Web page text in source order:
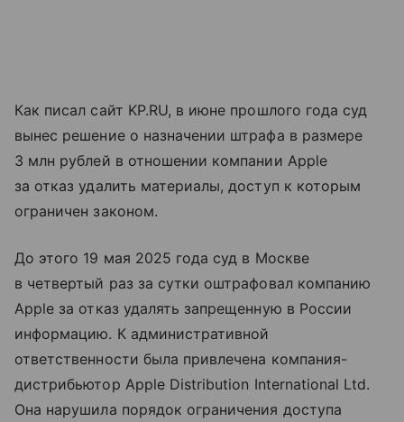
Как писал сайт KP.RU, в июне прошлого года суд
вынес решение о назначении штрафа в размере
3 млн рублей в отношении компании Apple
за отказ удалить материалы, доступ к которым
ограничен законом.
До этого 19 мая 2025 года суд в Москве
в четвертый раз за сутки оштрафовал компанию
Apple за отказ удалять запрещенную в России
информацию. К административной
ответственности была привлечена компания-
дистрибьютор Apple Distribution International Ltd.
Она нарушила порядок ограничения доступа